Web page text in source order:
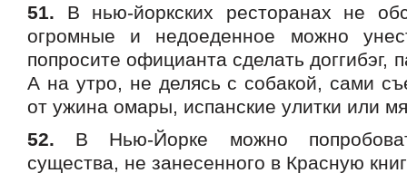
51. В нью-йоркских ресторанах не
огромные и недоеденное можно
попросите официанта сделать доггибэг,
А на утро, не делясь с собакой, сами
от ужина омары, испанские улитки или
52. В Нью-Йорке можно
существа, не занесенного в Красную